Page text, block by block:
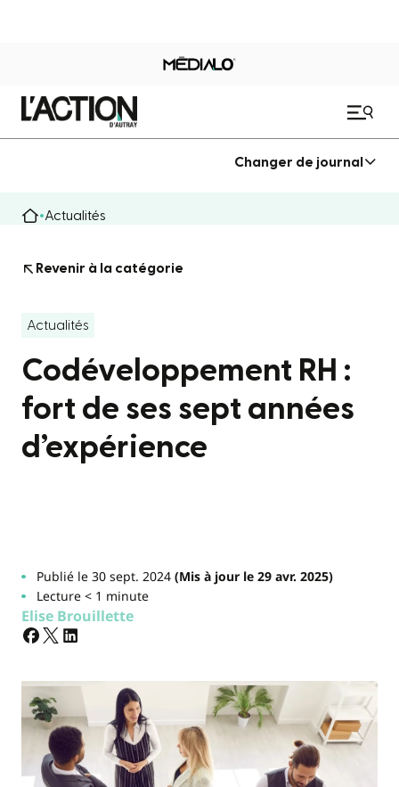
Changer de journal
Actualités
Revenir à la catégorie
Actualités
Codéveloppement RH :
fort de ses sept années
d’expérience
Publié le 30 sept. 2024(Mis à jour le 29 avr. 2025)
Lecture < 1 minute
Elise Brouillette